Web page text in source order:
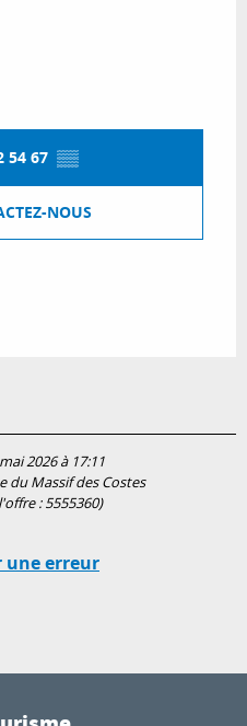
54 67 ▒▒
NOUS
2026 à 17:11
du Massif des Costes
:5555360)
une erreur